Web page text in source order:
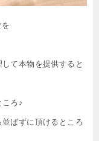
を
て本物を提供すると
ろ♪
ばずに頂けるところ